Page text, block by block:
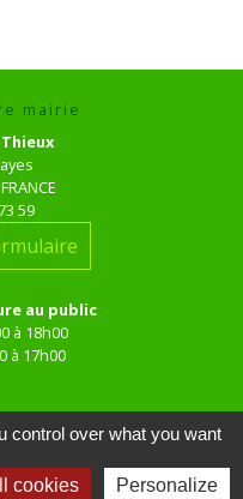
mairie
59
au public
à 18h00
à 17h00
control over what you want
cookies Personalize